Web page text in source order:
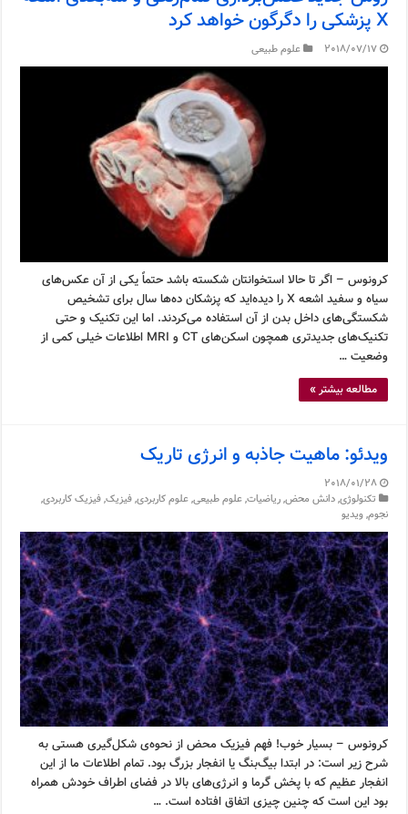
X پزشکی را دگرگون خواهد کرد
2018/07/17 علوم طبیعی
کرونوس – اگر تا حالا استخوانتان شکسته باشد حتماً یکی از آن عکس‌های
سیاه و سفید اشعه X را دیده‌اید که پزشکان ده‌ها سال برای تشخیص
شکستگی‌های داخل بدن از آن استفاده می‌کردند. اما این تکنیک و حتی
تکنیک‌های جدیدتری همچون اسکن‌های CT و MRI اطلاعات خیلی کمی از
وضعیت …
مطالعه بیشتر »
ویدئو: ماهیت جاذبه و انرژی تاریک
2018/01/28
تکنولوژی,دانش محض,ریاضیات,علوم طبیعی,علوم کاربردی,فیزیک,فیزیک کاربردی,
نجوم,ویدیو
کرونوس – بسیار خوب! فهم فیزیک محض از نحوه‌ی شکل‌گیری هستی به
شرح زیر است: در ابتدا بیگ‌بنگ یا انفجار بزرگ بود. تمام اطلاعات ما از این
انفجار عظیم که با پخش گرما و انرژی‌های بالا در فضای اطراف خودش همراه
بود این است که چنین چیزی اتفاق افتاده است. …